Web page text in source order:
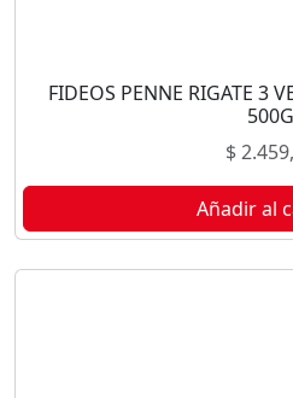
FIDEOS PENNE RIGATE 3
500G
$
Añadir al